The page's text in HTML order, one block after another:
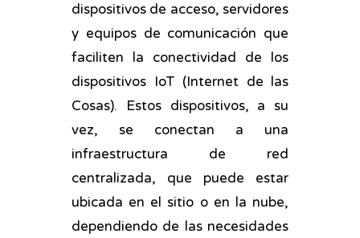
dispositivos de acceso, servidores
y equipos de comunicación que
faciliten la conectividad de los
dispositivos IoT (Internet de las
Cosas). Estos dispositivos, a su
vez, se conectan a una
infraestructura de red
centralizada, que puede estar
ubicada en el sitio o en la nube,
dependiendo de las necesidades